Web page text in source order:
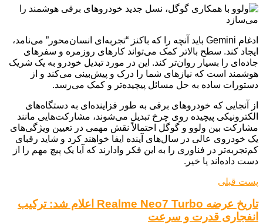
ادغام Gemini باید آنچه را که باکنز “تجربه‌ای انسان‌محور” می‌نامد،
ایجاد کند. سطح بالاتر کمک می‌تواند کارهای روزمره و سفرهای
جاده‌ای را بسیار روان‌تر کند. این در مورد تبدیل خودرو به یک شریک
هوشمند است که نیازهای شما را درک و پیش‌بینی می‌کند و از
دستورات ساده به حل مسائل پیچیده‌تر و کمک می‌رسد.
از آنجایی که خودروهای برقی به طور فزاینده‌ای به دستگاه‌های
الکترونیکی پیچیده روی چرخ تبدیل می‌شوند، مشارکت‌هایی مانند
مشارکت بین ولوو و گوگل احتمالاً نقش مهمی در تعیین ویژگی‌های
یک خودروی عالی در سال‌های آینده ایفا خواهند کرد و شاید رقبای
کم‌تجربه‌تر در فناوری را به این فکر وادارند که آیا یک پیچ ​​مهم را از
دست داده‌اند یا خیر.
پست قبلی
تاریخ عرضه Realme Neo7 Turbo اعلام شد: ترکیب
انفجاری قدرت و سرعت